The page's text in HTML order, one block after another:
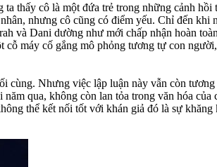
thấy cô là một đứa trẻ trong những cảnh hồi
nhưng cô cũng có điểm yếu. Chỉ đến khi
và Dani dường như mới chấp nhận hoàn
máy cố gắng mô phỏng tương tự con
cùng. Nhưng việc lập luận này vẫn còn
qua, không còn lan tỏa trong văn hóa của
thể kết nối tốt với khán giả đó là sự